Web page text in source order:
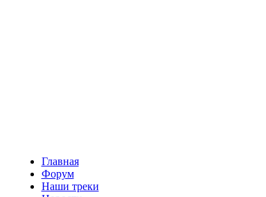
Главная
Форум
Наши треки